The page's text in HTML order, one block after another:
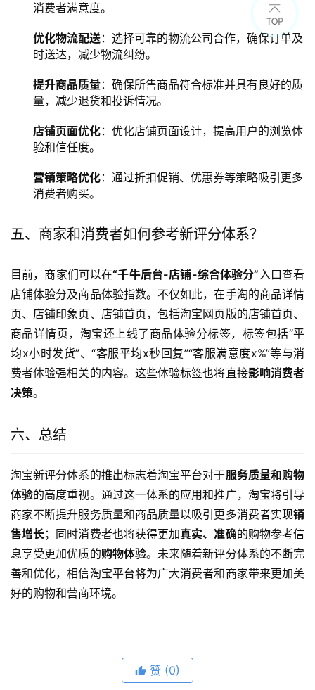
消费者满意度。
优化物流配送：选择可靠的物流公司合作，确保订单及
时送达，减少物流纠纷。
提升商品质量：确保所售商品符合标准并具有良好的质
量，减少退货和投诉情况。
店铺页面优化：优化店铺页面设计，提高用户的浏览体
验和信任度。
营销策略优化：通过折扣促销、优惠券等策略吸引更多
消费者购买。
五、商家和消费者如何参考新评分体系？
目前，商家们可以在“千牛后台-店铺-综合体验分”入口查看
店铺体验分及商品体验指数。不仅如此，在手淘的商品详情
页、店铺印象页、店铺首页，包括淘宝网页版的店铺首页、
商品详情页，淘宝还上线了商品体验分标签，标签包括“平
均x小时发货”、“客服平均x秒回复”“客服满意度x%”等与消
费者体验强相关的内容。这些体验标签也将直接影响消费者
决策。
六、总结
淘宝新评分体系的推出标志着淘宝平台对于服务质量和购物
体验的高度重视。通过这一体系的应用和推广，淘宝将引导
商家不断提升服务质量和商品质量以吸引更多消费者实现销
售增长；同时消费者也将获得更加真实、准确的购物参考信
息享受更加优质的购物体验。未来随着新评分体系的不断完
善和优化，相信淘宝平台将为广大消费者和商家带来更加美
好的购物和营商环境。
赞 (0)